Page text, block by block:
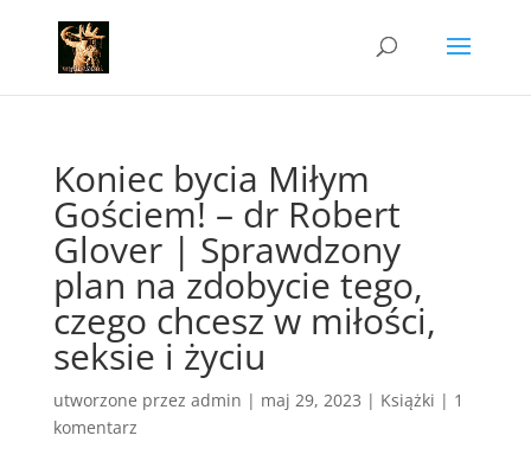
Koniec bycia Miłym
Gościem! – dr Robert
Glover | Sprawdzony
plan na zdobycie tego,
czego chcesz w miłości,
seksie i życiu
utworzone przez admin | maj 29, 2023 | Książki | 1
komentarz